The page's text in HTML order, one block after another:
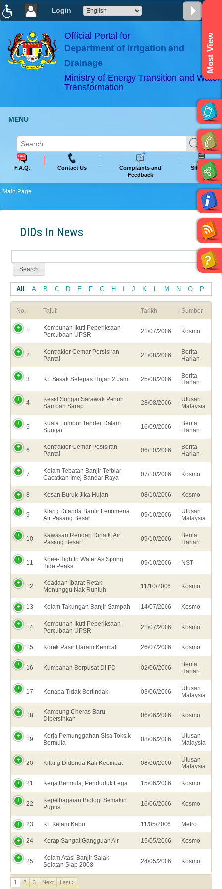
Login
×
ABeeZee
Official Portal for
Department of Irrigation and
Drainage
Ministry of Energy Transition and Water
Transformation
Most View
MENU
F.A.Q. Contact Us
Complaints and
Feedback
Sitemap
Main Page
DIDs In News
All A B C D E F G H I J K L M N O P
No. Tajuk Tarikh Sumber
1
Kempunan Ikuti Peperiksaan
Percubaan UPSR
21/07/2006 Kosmo
2
Kontraktor Cemar Persisiran
Pantai
21/08/2006
Berita
Harian
3 KL Sesak Selepas Hujan 2 Jam 25/08/2006
Berita
Harian
4
Kesal Sungai Sarawak Penuh
Sampah Sarap
28/08/2006
Utusan
Malaysia
5
Kuala Lumpur Tender Dalam
Sungai
16/09/2006
Berita
Harian
6
Kontraktor Cemar Pesisiran
Pantai
06/10/2006
Berita
Harian
7
Kolam Tebatan Banjir Terbiar
Cacatkan Imej Bandar Raya
07/10/2006 Kosmo
8 Kesan Buruk Jika Hujan 08/10/2006 Kosmo
9
Klang Dilanda Banjir Fenomena
Air Pasang Besar
09/10/2006
Utusan
Malaysia
10
Kawasan Rendah Dinaiki Air
Pasang Besar
09/10/2006
Berita
Harian
11
Knee-High In Water As Spring
Tide Peaks
09/10/2006 NST
12
Keadaan Ibarat Retak
Menunggu Nak Runtuh
11/10/2006 Kosmo
13 Kolam Takungan Banjir Sampah 14/07/2006 Kosmo
14
Kempunan Ikuti Peperiksaan
Percubaan UPSR
21/07/2006 Kosmo
15 Korek Pasir Haram Kembali 26/07/2006 Kosmo
16 Kumbahan Berpusat Di PD 02/06/2006
Berita
Harian
17 Kenapa Tidak Bertindak 03/06/2006
Utusan
Malaysia
18
Kampung Cheras Baru
Dibersihkan
06/06/2006 Kosmo
19
Kerja Pemunggahan Sisa Toksik
Bermula
08/06/2006
Utusan
Malaysia
20 Kilang Didenda Kali Keempat 08/06/2006
Utusan
Malaysia
21 Kerja Bermula, Penduduk Lega 15/06/2006 Kosmo
22
Kepelbagaian Biologi Semakin
Pupus
16/06/2006 Kosmo
23 KL Kelam Kabut 11/05/2006 Metro
24 Kerap Sangat Gangguan Air 15/05/2006 Kosmo
25
Kolam Atasi Banjir Salak
Selatan Siap 2008
24/05/2006 Kosmo
1 2 3 Next Last ›